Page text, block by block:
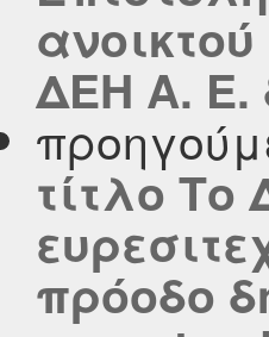
ΔΕΗ Α. Ε.
τίτλο
πρόοδο